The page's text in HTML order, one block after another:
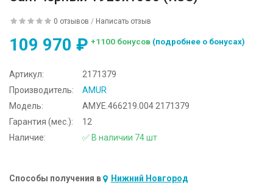
0 отзывов / Написать отзыв
109 970 ₽ +1100 бонусов (подробнее о бонусах)
Артикул:
2171379
Производитель:
AMUR
Модель:
АМУЕ.466219.004 2171379
Гарантия (мес.):
12
Наличие:
✅ В наличии 74 шт
Способы получения в Нижний Новгород